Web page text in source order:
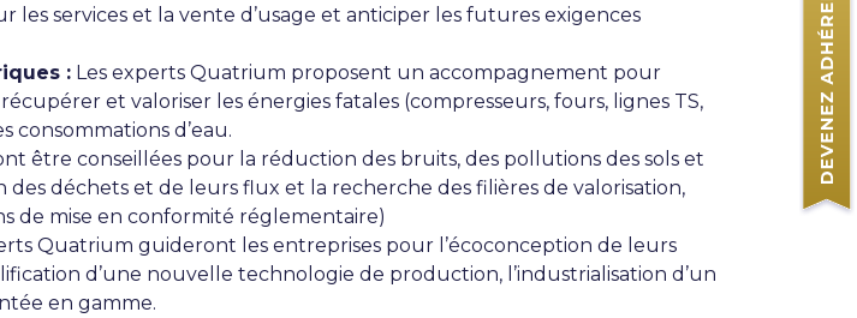
services et la vente d’usage et anticiper les futures exigences
: Les experts Quatrium proposent un accompagnement pour
et valoriser les énergies fatales (compresseurs, fours, lignes TS,
d’eau.
être conseillées pour la réduction des bruits, des pollutions des sols et
des déchets et de leurs flux et la recherche des filières de valorisation,
de mise en conformité réglementaire)
Quatrium guideront les entreprises pour l’écoconception de leurs
d’une nouvelle technologie de production, l’industrialisation d’un
en gamme.